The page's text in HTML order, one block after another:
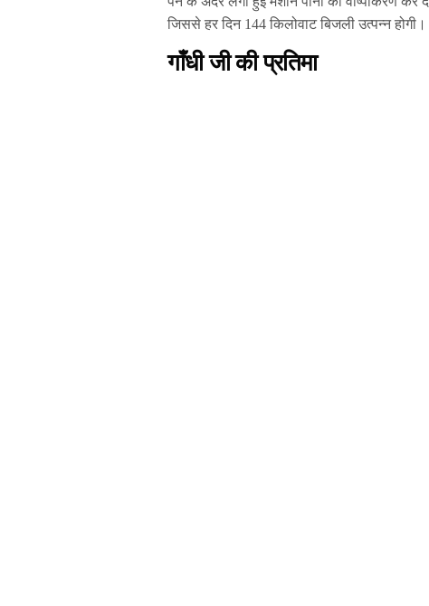
जिससे हर दिन 144 किलोवाट बिजली उत्पन्न
गाँधी जी की प्रतिमा